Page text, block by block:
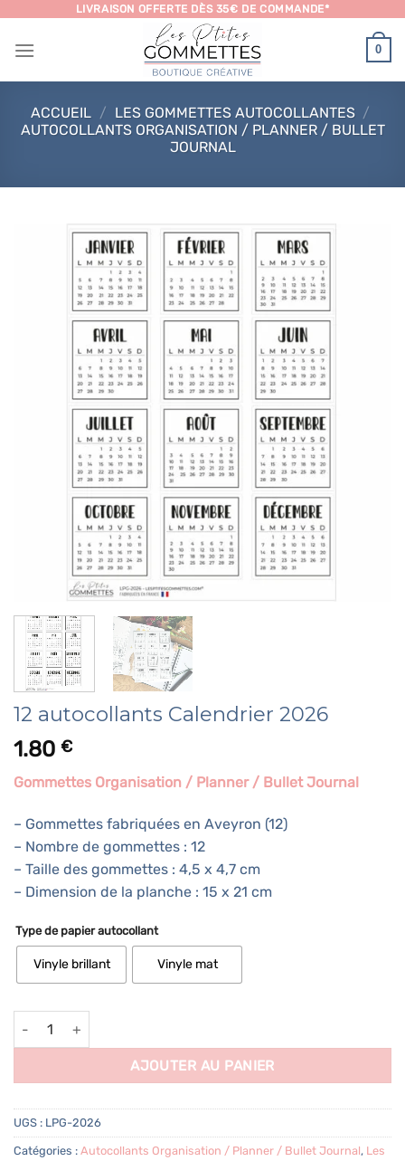
contenu
LIVRAISON OFFERTE DÈS 35€ DE COMMANDE*
0
ACCUEIL / LES GOMMETTES AUTOCOLLANTES /
AUTOCOLLANTS ORGANISATION / PLANNER / BULLET
JOURNAL
12 autocollants Calendrier 2026
1.80 €
Gommettes Organisation / Planner / Bullet Journal
– Gommettes fabriquées en Aveyron (12)
– Nombre de gommettes : 12
– Taille des gommettes : 4,5 x 4,7 cm
– Dimension de la planche : 15 x 21 cm
Type de papier autocollant
Vinyle brillant Vinyle mat
quantité de 12 autocollants Calendrier 2026
AJOUTER AU PANIER
UGS : LPG-2026
Catégories : Autocollants Organisation / Planner / Bullet Journal, Les